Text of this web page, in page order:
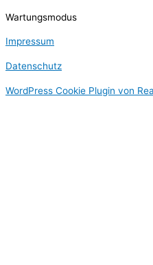
Wartungsmodus
Impressum
Datenschutz
WordPress Cookie Plugin von